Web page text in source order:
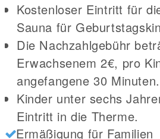
Kostenloser Eintritt für
Sauna für
Die Nachzahlgebühr
Erwachsenem 2€, pro
angefangene 30 Minuten.
Kinder unter sechs
Eintritt in die Therme.
Ermäßigung für Familien